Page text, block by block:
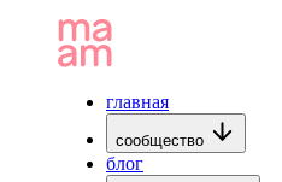
главная
сообщество
блог